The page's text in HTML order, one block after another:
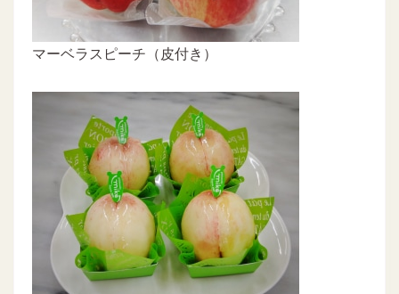
マーベラスピーチ（皮付き）